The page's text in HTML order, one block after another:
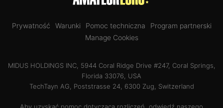
Prywatność Warunki Pomoc techniczna
Program partnerski
Manage Cookies
MIDUS HOLDINGS INC, 5944 Coral Ridge Drive #247, Coral Springs,
Florida 33076, USA
TechTayn AG, Poststrasse 24, 6300 Zug, Switzerland
Aby uzyskać pomoc dotyczącą rozliczeń, odwiedź naszego